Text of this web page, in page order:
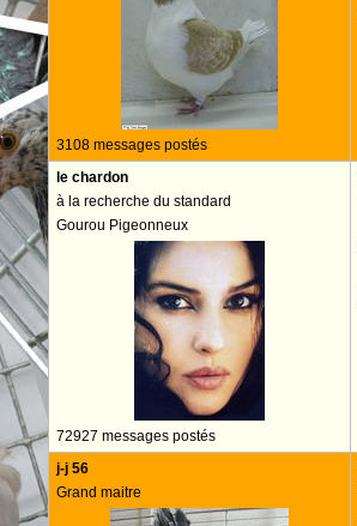
3108 messages postés
le chardon
à la recherche du standard
Gourou Pigeonneux
72927 messages postés
j-j 56
Grand maitre